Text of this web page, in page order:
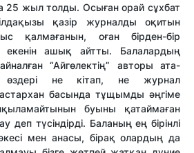
25 жыл толды. Осыған орай сұхбат
қазір журналды оқитын
қалмағанын, оған бірден-бір
екенін ашық айтты. Балалардың
“Айгөлектің” авторы ата-
не кітап, не журнал
басында тұщымды әңгіме
буыны қатаймаған
деп түсіндірді. Баланың ең бірінлі
мен анасы, бірақ олардың да